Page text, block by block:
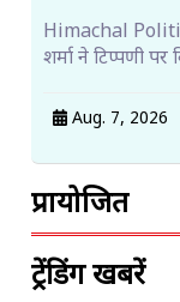
Himachal
शर्मा ने टिप्पणी
Aug. 7, 2026
प्रायोजित
ट्रेंडिंग खबरें